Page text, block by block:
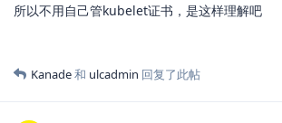
所以不用自己管kubelet证书，是这样理解吧
Kanade和 ulcadmin 回复了此帖